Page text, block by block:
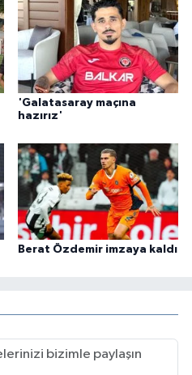
'Galatasaray maçına
hazırız'
Berat Özdemir imzaya kaldı